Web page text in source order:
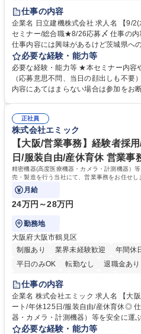
交通費支給
仕事の内容
企業名 日立建機株式会社 求人名 【9/2(水)19:00開催】応募意思不問WEB
セミナー/総合職★8/26応募〆 仕事の内容 主に茨城県に馴染みがない方、
仕事内容には興味があるけど茨城県へ
地域情報を中心としたWEBセミナーを
報等をお伝えします。 【セミナー内容】■地域説明、周辺施設情報を中心
にお伝えし、住宅相場や実際に社員
しているのかについてもお伝えします
参加時のお顔出しも不要です。ぜひ、お
職種 【9/2(水)19:00開催】応募意思不
〆
必要な経験・能力等
必要な経験・能力等 ★本セミナー内容
（応募意思不問、当日の顔出しも不要） ※参加人数上限に達した際や職務
内容にあてはまらない場合は参加をお
格：正社員
株式会社エミック
【大阪/営業事務】経験者採
日/服装自由/産休育休 営業事
精密機器(高度医療機器・カメラ・計測機器）
売・製造を行う当社にて、営業事務をお任せ
て、ご経験を活かしていただきます。
月給
24万円～28万円
勤務地
大阪府大阪市鶴見区
制服あり
業界未経験歓迎 年間休
平日のみOK
転勤なし 退職金あり
完全週休2日制
仕事の内容
企業名 株式会社エミック 求人名 【大阪/営業事務】経験者採用/受発注サポ
ート/年休125日/服装自由/産休育休◎ 仕事の内容 精密機器(高度医療機
器・カメラ・計測機器）等を安全に運
を行う当社にて、営業事務をお任せし
必要な経験・能力等